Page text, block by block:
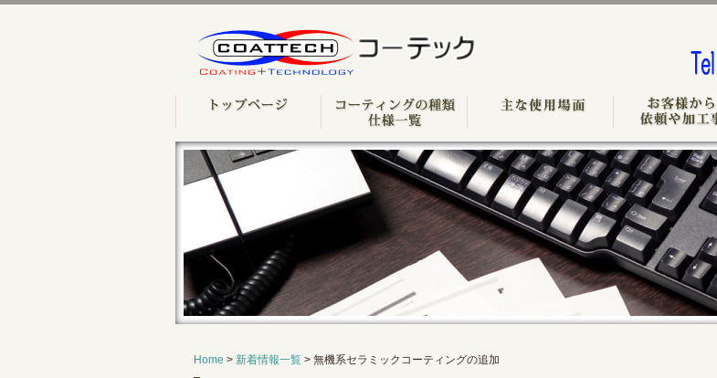
Home > 新着情報一覧 > 無機系セラミックコーティングの追加